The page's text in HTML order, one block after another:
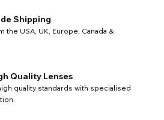
Shipping
the USA, UK, Europe, Canada &
Quality Lenses
quality standards with specialised
Notes
Action
EUR - Euro
Dollar
Britisches Pfund
aus
ABSENDEN
„Bestellungen können nicht in
werden' anzeigt, aktualisieren Sie
geben Sie alle verfügbaren Felder
PayPal-Adressen enthalten
wie z. B. das Land, was zu diesem
Ihrer Adresse können
Kauf fortsetzen.